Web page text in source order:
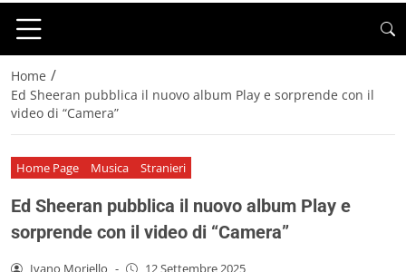
Home /
Ed Sheeran pubblica il nuovo album Play e sorprende con il
video di “Camera”
Home Page Musica Stranieri
Ed Sheeran pubblica il nuovo album Play e
sorprende con il video di “Camera”
Ivano Moriello - 12 Settembre 2025